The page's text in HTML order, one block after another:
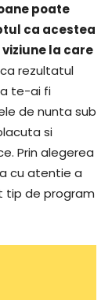
poate
ca acestea
la care
rezultatul
te-ai fi
de nunta sub
si
Prin alegerea
cu atentie a
tip de program